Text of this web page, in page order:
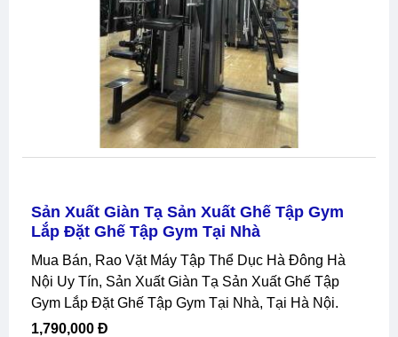
Sản Xuất Giàn Tạ Sản Xuất Ghế Tập Gym
Lắp Đặt Ghế Tập Gym Tại Nhà
Mua Bán, Rao Vặt Máy Tập Thể Dục Hà Đông Hà
Nội Uy Tín, Sản Xuất Giàn Tạ Sản Xuất Ghế Tập
Gym Lắp Đặt Ghế Tập Gym Tại Nhà, Tại Hà Nội.
1,790,000 Đ